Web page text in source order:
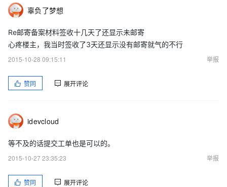
辜负了梦想
Re邮寄备案材料签收十几天了还显示未邮寄
心疼楼主，我当时签收了3天还显示没有邮寄就气的不行
2015-10-28 09:15:11
举报
赞同 展开评论
idevcloud
等不及的话提交工单也是可以的。
2015-10-27 23:35:23
举报
赞同 展开评论